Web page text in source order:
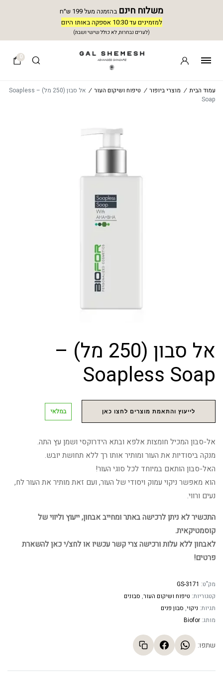
משלוח חינם בהזמנה מעל 199 ש״ח
למזמינים עד 10:30 אספקה באותו היום
(לערים נבחרות, לא כולל שישי ושבת)
0
עמוד הבית / מוצרי ביופור / טיפוח ושיקום העור /
אל סבון (250 מל) – Soapless
Soap
אל סבון (250 מל) –
Soapless Soap
לייעוץ והתאמת מוצרים לחצו כאן במלאי
אל-סבון המכיל חומצות אלפא ובתא הידרוקסי ושמן עץ התה.
מנקה ביסודיות את העור ומותיר אותו רך ללא תחושת יובש.
האל-סבון הותאם במיוחד לכל סוגי העור!
הוא מאפשר ניקוי עמוק ויסודי של העור, ועם זאת מותיר את העור לח,
נעים ורווי.
התכשיר לא ניתן לרכישה באתר ומחייב אבחון, ייעוץ וליווי של
קוסמטיקאית.
לאבחון ללא עלות ורכישה צרי קשר עכשיו או לחצ/י כאן להשארת
פרטים!
מק"ט: GS-3171
קטגוריות: טיפוח ושיקום העור, סבונים
תגיות: ניקוי, סבון פנים
מותג: Biofor
שתפו: